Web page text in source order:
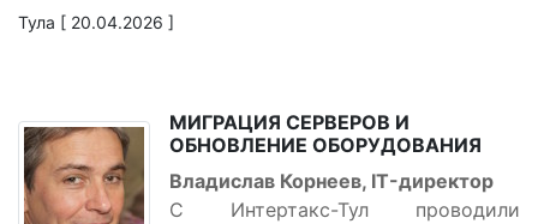
Тула [ 20.04.2026 ]
МИГРАЦИЯ СЕРВЕРОВ И
ОБНОВЛЕНИЕ ОБОРУДОВАНИЯ
Владислав Корнеев, IT-директор
С Интертакс-Тул проводили